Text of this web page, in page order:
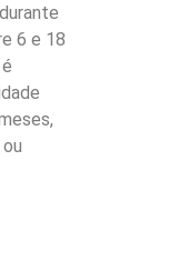
6 e 18